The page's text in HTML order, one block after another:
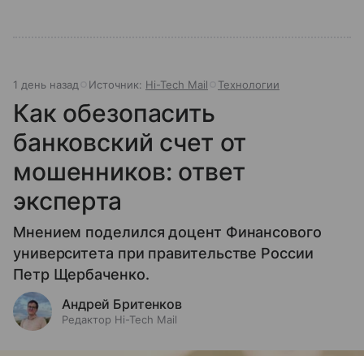
1 день назад Источник: Hi-Tech Mail Технологии
Как обезопасить
банковский счет от
мошенников: ответ
эксперта
Мнением поделился доцент Финансового
университета при правительстве России
Петр Щербаченко.
Андрей Бритенков
Редактор Hi-Tech Mail